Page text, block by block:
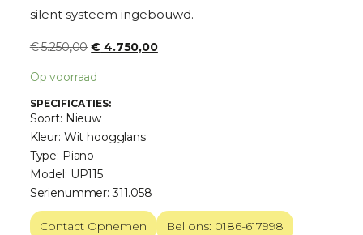
silent systeem ingebouwd.
€5.250,00 € 4.750,00
Op voorraad
SPECIFICATIES:
Soort: Nieuw
Kleur: Wit hoogglans
Type: Piano
Model: UP115
Serienummer: 311.058
Contact Opnemen Bel ons: 0186-617998